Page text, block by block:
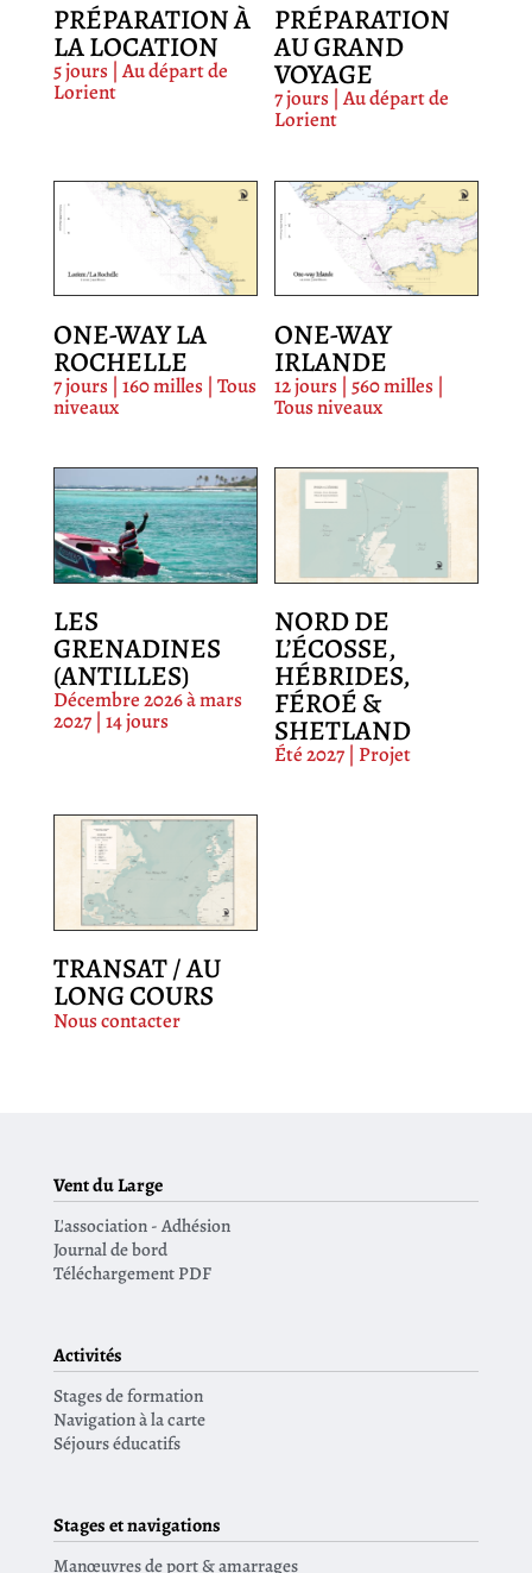
PRÉPARATION À
LA LOCATION
5 jours | Au départ de
Lorient
PRÉPARATION
AU GRAND
VOYAGE
7 jours | Au départ de
Lorient
ONE-WAY LA
ROCHELLE
7 jours | 160 milles | Tous
niveaux
ONE-WAY
IRLANDE
12 jours | 560 milles |
Tous niveaux
LES
GRENADINES
(ANTILLES)
Décembre 2026 à mars
2027 | 14 jours
NORD DE
L’ÉCOSSE,
HÉBRIDES,
FÉROÉ &
SHETLAND
Été 2027 | Projet
TRANSAT / AU
LONG COURS
Nous contacter
Vent du Large
L'association - Adhésion
Journal de bord
Téléchargement PDF
Activités
Stages de formation
Navigation à la carte
Séjours éducatifs
Stages et navigations
Manœuvres de port & amarrages